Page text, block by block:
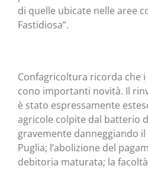
di quel­le ubi­ca­te nel­le aree
Fastidiosa”.
Con­fa­gri­col­tu­ra ricor­da
co­no impor­tan­ti novi­tà. Il
è sta­to espres­sa­men­te
agri­co­le col­pi­te dal bat­te­rio
gra­ve­men­te dan­neg­gian­do
Puglia; l’abolizione del
debi­to­ria matu­ra­ta; la